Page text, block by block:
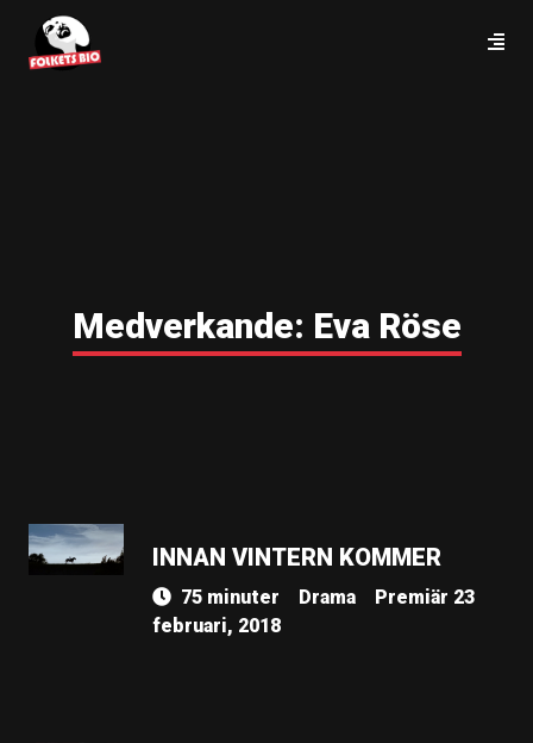
Medverkande: Eva Röse
INNAN VINTERN KOMMER
75 minuter Drama
Premiär 23
februari, 2018